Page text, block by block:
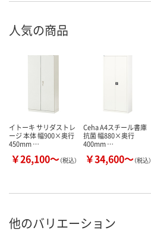
人気の商品
イトーキ サリダストレ
ージ 本体 幅900×奥行
450mm …
￥26,100～（税込）
Ceha A4スチール書庫
抗菌 幅880×奥行
400mm …
￥34,600～（税込）
他のバリエーション